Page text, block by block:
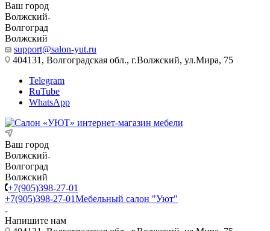
Ваш город
Волжский
Волгоград
Волжский
support@salon-yut.ru
404131, Волгоградская обл., г.Волжский, ул.Мира, 75
Telegram
RuTube
WhatsApp
Ваш город
Волжский
Волгоград
Волжский
+7(905)398-27-01
+7(905)398-27-01Мебельный салон "Уют"
Напишите нам